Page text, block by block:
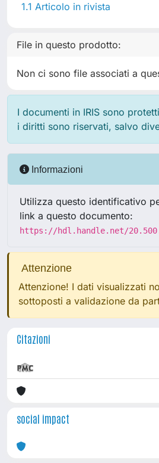
1.1 Articolo in rivista
File in questo prodotto:
Non ci sono file associati a
I documenti in IRIS sono
i diritti sono riservati, salvo
Informazioni
Utilizza questo identificativo
link a questo documento:
https://hdl.handle.net/
Attenzione
Attenzione! I dati visualizzati
sottoposti a validazione da
Citazioni
social impact